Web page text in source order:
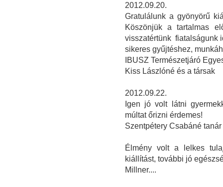
2012.09.20.
Gratulálunk a gyönyörű
Köszönjük a tartalmas
visszatértünk fiatalságunk
sikeres gyűjtéshez,
IBUSZ Természetjáró
Kiss Lászlóné és a társak
2012.09.22.
Igen jó volt látni
múltat őrizni érdemes!
Szentpétery Csabáné tanár
Élmény volt a lelkes
kiállítást, további jó
Millner....